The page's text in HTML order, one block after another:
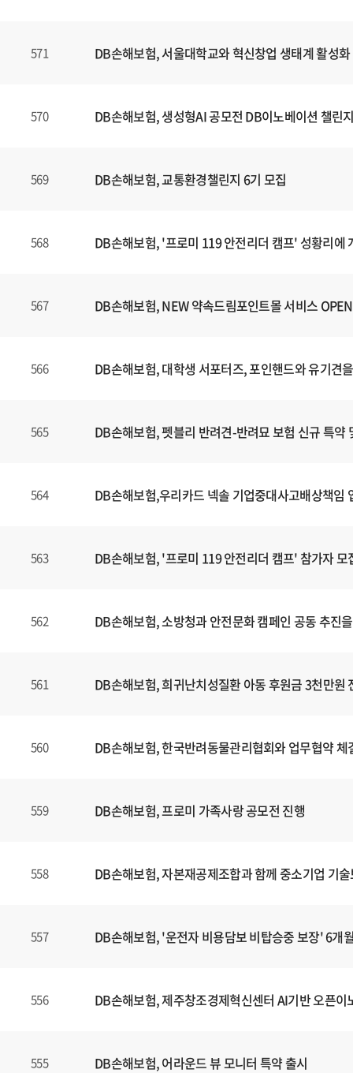
571 DB손해보험, 서울대학교와 혁신창업 생태계 활성
570 DB손해보험, 생성형AI 공모전 DB이노베이션 챌린
569 DB손해보험, 교통환경챌린지 6기 모집
568 DB손해보험, '프로미 119 안전리더 캠프' 성황리에
567 DB손해보험, NEW 약속드림포인트몰 서비스 OPEN
566 DB손해보험, 대학생 서포터즈, 포인핸드와 유기견
565 DB손해보험, 펫블리 반려견-반려묘 보험 신규 특약
564 DB손해보험,우리카드 넥솔 기업중대사고배상책임
563 DB손해보험, '프로미 119 안전리더 캠프' 참가자 모
562 DB손해보험, 소방청과 안전문화 캠페인 공동 추진
561 DB손해보험, 희귀난치성질환 아동 후원금 3천만원
560 DB손해보험, 한국반려동물관리협회와 업무협약 체
559 DB손해보험, 프로미 가족사랑 공모전 진행
558 DB손해보험, 자본재공제조합과 함께 중소기업 기
557 DB손해보험, '운전자 비용담보 비탑승중 보장' 6개
556 DB손해보험, 제주창조경제혁신센터 AI기반 오픈
555 DB손해보험, 어라운드 뷰 모니터 특약 출시